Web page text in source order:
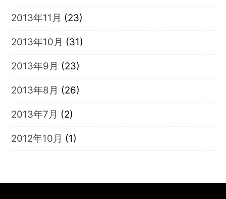
2013年11月 (23)
2013年10月 (31)
2013年9月 (23)
2013年8月 (26)
2013年7月 (2)
2012年10月 (1)